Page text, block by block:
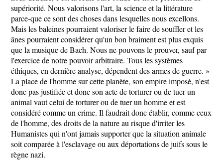
supériorité. Nous valorisons l'art, la science et la littérature
parce-que ce sont des choses dans lesquelles nous excellons.
Mais les baleines pourraient valoriser le faire de souffler et les
ânes pourraient considérer qu'un bon braiment est plus exquis
que la musique de Bach. Nous ne pouvons le prouver, sauf par
l'exercice de notre pouvoir arbitraire. Tous les systèmes
éthiques, en dernière analyse, dépendent des armes de guerre. »
La place de l'homme sur cette planète, son empire imposé, n'est
donc pas justifiée et donc son acte de torturer ou de tuer un
animal vaut celui de torturer ou de tuer un homme et est
considéré comme un crime. Il faudrait donc établir, comme ceux
de l'homme, des droits de la nature au risque d'irriter les
Humanistes qui n'ont jamais supporter que la situation animale
soit comparée à l'esclavage ou aux déportations de juifs sous le
règne nazi.